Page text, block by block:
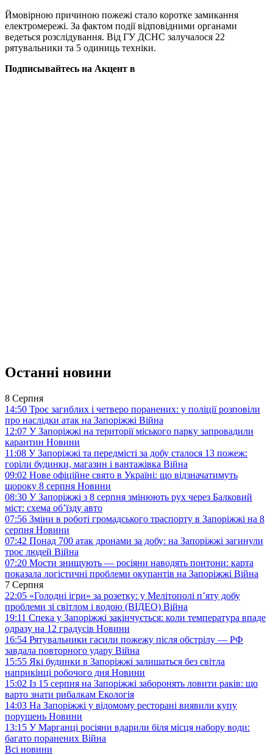
Ймовірною причиною пожежі стало коротке замикання
електромережі. За фактом події відповідними органами
ведеться розслідування. Від ГУ ДСНС залучалося 22
рятувальники та 5 одиниць техніки.
Подписывайтесь на Акцент в
Останні новини
8 Серпня
14:50 Троє загиблих і четверо поранених: у поліції розповіли
про наслідки атак на Запоріжжі Війна
12:07 У Запоріжжі на території міського парку запровадили
карантин Новини
11:08 У Запоріжжі та передмісті за добу сталося 13 пожеж:
горіли будинки, магазин і вантажівка Війна
09:02 Нове офіційне свято в Україні: що відзначатимуть
щороку 8 серпня Новини
08:30 У Запоріжжі з 8 серпня змінюють рух через Балковий
міст: схема об’їзду авто
07:56 Зміни в роботі громадського траспорту в Запоріжжі на 8
серпня Новини
07:42 Понад 700 атак дронами за добу: на Запоріжжі загинули
троє людей Війна
07:20 Мости знищують — росіяни наводять понтони: карта
показала логістичні проблеми окупантів на Запоріжжі Війна
7 Серпня
22:05 «Голодні ігри» за розетку: у Мелітополі п’яту добу
проблеми зі світлом і водою (ВІДЕО) Війна
19:11 Спека у Запоріжжі закінчується: коли температура впаде
одразу на 12 градусів Новини
16:54 Рятувальники гасили пожежу після обстрілу — РФ
завдала повторного удару Війна
15:55 Які будинки в Запоріжжі залишаться без світла
наприкінці робочого дня Новини
15:02 Із 15 серпня на Запоріжжі заборонять ловити раків: що
варто знати рибалкам Екологія
14:03 На Запоріжжі у відомому ресторані виявили купу
порушень Новини
13:15 У Марганці росіяни вдарили біля місця набору води:
багато поранених Війна
Всі новини